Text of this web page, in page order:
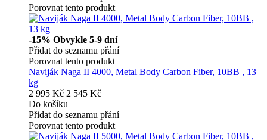
Porovnat tento produkt
-15% Obvykle 5-9 dní
Přidat do seznamu přání
Porovnat tento produkt
Naviják Naga II 4000, Metal Body Carbon Fiber, 10BB , 13
kg
2 995 Kč 2 545 Kč
Do košíku
Přidat do seznamu přání
Porovnat tento produkt